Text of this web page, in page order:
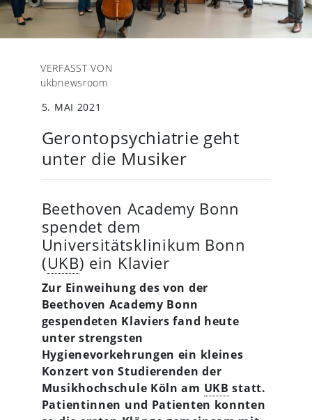
VERFASST VON
ukbnewsroom
5. MAI 2021
Gerontopsychiatrie geht
unter die Musiker
Beethoven Academy Bonn
spendet dem
Universitätsklinikum Bonn
(UKB) ein Klavier
Zur Einweihung des von der
Beethoven Academy Bonn
gespendeten Klaviers fand heute
unter strengsten
Hygienevorkehrungen ein kleines
Konzert von Studierenden der
Musikhochschule Köln am UKB statt.
Patientinnen und Patienten konnten